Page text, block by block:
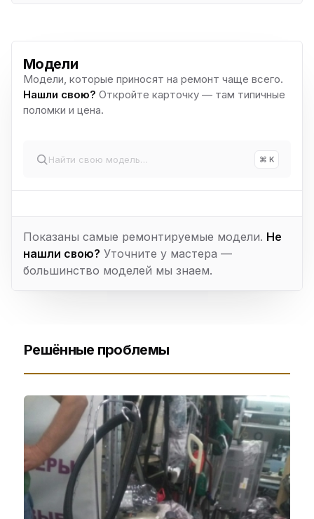
Модели
Модели, которые приносят на ремонт чаще всего.
Нашли свою? Откройте карточку — там типичные
поломки и цена.
⌘ K
Показаны самые ремонтируемые модели. Не
нашли свою? Уточните у мастера —
большинство моделей мы знаем.
Решённые проблемы